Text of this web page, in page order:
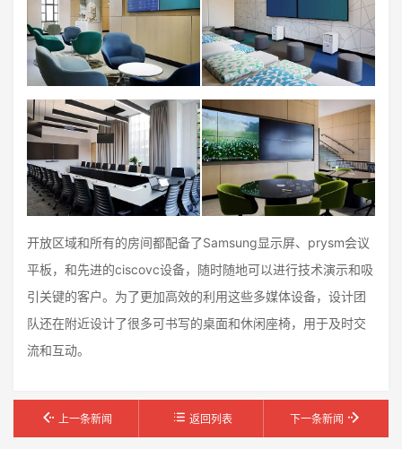
开放区域和所有的房间都配备了Samsung显示屏、prysm会议
平板，和先进的ciscovc设备，随时随地可以进行技术演示和吸
引关键的客户。为了更加高效的利用这些多媒体设备，设计团
队还在附近设计了很多可书写的桌面和休闲座椅，用于及时交
流和互动。
上一条新闻 返回列表 下一条新闻